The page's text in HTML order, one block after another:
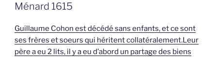
Ménard 1615
Guillaume Cohon est décédé sans enfants, et ce sont
ses frères et soeurs qui héritent collatéralement.Leur
père a eu 2 lits, il y a eu d’abord un partage des biens